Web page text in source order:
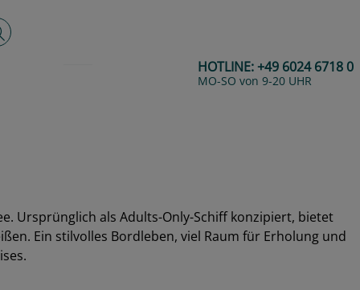
HOTLINE:+49 6024 6718 0
MO-SO von 9-20 UHR
Ursprünglich als Adults-Only-Schiff konzipiert, bietet
Ein stilvolles Bordleben, viel Raum für Erholung und